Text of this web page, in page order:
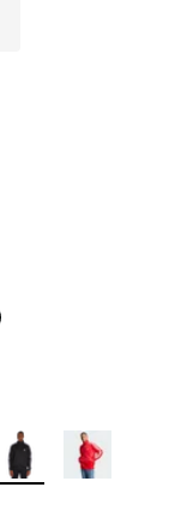
€ 74,99 auf €
Farben